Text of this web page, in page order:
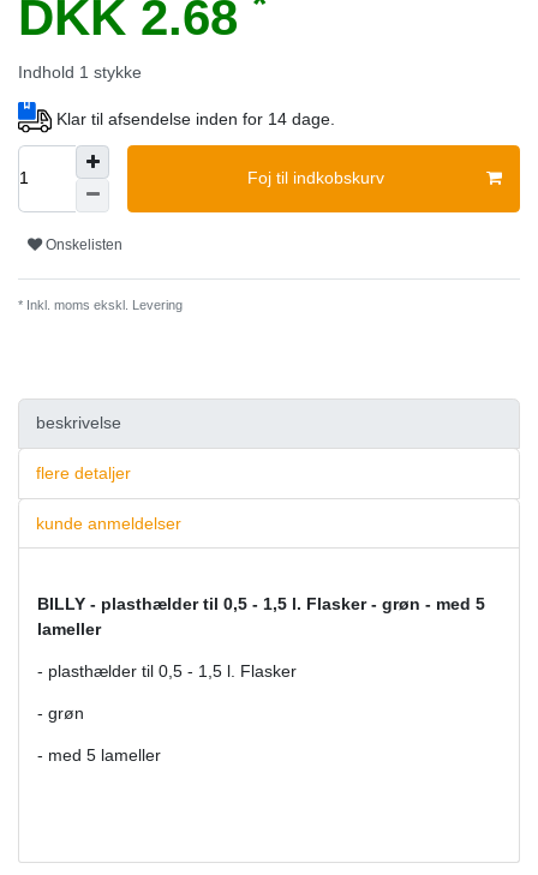
DKK 2.68
Indhold 1 stykke
Klar til afsendelse inden for 14 dage.
Foj til indkobskurv
Onskelisten
* Inkl. moms ekskl. Levering
beskrivelse
flere detaljer
kunde anmeldelser
BILLY - plasthælder til 0,5 - 1,5 l. Flasker - grøn - med 5
lameller
- plasthælder til 0,5 - 1,5 l. Flasker
- grøn
- med 5 lameller